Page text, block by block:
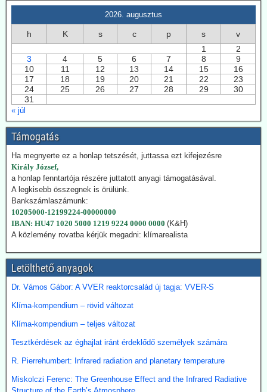
Az USA képviselőháza törvény fogadott el a geotermikus energia
kiaknázásának felgyorsítására. Németországban 2024-ben
összesen 29 TWh energiát nyertek a föld mélyéből. Németország is
hatósági úton kívánja a kiaknázást felgyorsítani.
2026.07.22. Climatechangedispatch: Japán
visszakozik klímavédelmi vállalásaitól
Japán – szomszédjához, Dél-Koreához hasonlóan – újra üzembe
helyezi azokat a szénerőműveket, amelyeket nemrég még egy
szennyezőbb korszak maradványainak bélyegeztek. Az energiaügyi
hatóságok „rendkívüli ellátási bizonytalansággal” indokolták annak a
tüzelőanyagnak a használatát, amelynek felszámolását korábban
megígérték.
Hogy kedvezzen a nemzetközi klímalobbinak, Japán 2050-ig
vállalta a teljes klímasemlegességet. De ahogy a realitás
bekopogtatott, azonnal ejtették a magas ívű terveket.
A japán Gazdasági, Kereskedelmi és Ipari Minisztérium (METI)
képviselői kijelentették, hogy a széntermelés bővítése azonnali
megoldást jelent a földgáz-megtakarításra. Mivel Japán a Hormuz
történelemben először vásárolt közvetlenül az USA-ból kőolajat.
Emellett megnöveli saját kitermelését, és kacsingat az orosz
2026.07.22. Finance.yahoo: Kerozin a hulladék
étolajból és egyéb alternatív forrásokból - India a
A növényi olaj- és állati zsírhulladékból nemcsak autóüzemanyagot
lehet gyártani, hanem kerozint is. Az így nyert üzemanyag neve
ma 2-5-ször drágább, mint a hagyományos keroziné, de
2026. augusztus
h K s c p s
v
1
2
3
4 5 6 7 8
9
10
11 12 13 14 15
16
17
18 19 20 21 22
23
24
25 26 27 28 29
30
31
« júl
Támogatás
Ha megnyerte ez a honlap tetszését, juttassa ezt kifejezésre
Király József,
a honlap fenntartója részére juttatott anyagi támogatásával.
A legkisebb összegnek is örülünk.
Bankszámlaszámunk:
10205000-12199224-00000000
IBAN: HU47 1020 5000 1219 9224 0000 0000 (K&H)
A közlemény rovatba kérjük megadni: klímarealista
Letölthető anyagok
Dr. Vámos Gábor: A VVER reaktorcsalád új tagja: VVER-S
Klíma-kompendium – rövid változat
Klíma-kompendium – teljes változat
Tesztkérdések az éghajlat iránt érdeklődő személyek számára
R. Pierrehumbert: Infrared radiation and planetary temperature
Miskolczi Ferenc: The Greenhouse Effect and the Infrared Radiative